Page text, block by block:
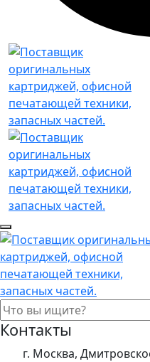
Контакты
г. Москва,